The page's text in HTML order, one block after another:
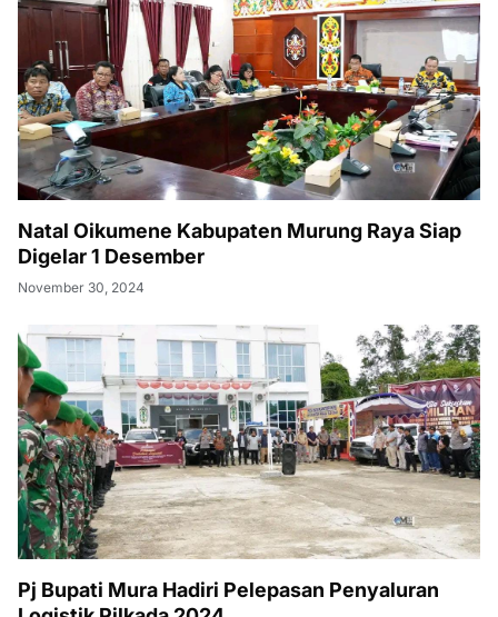
Natal Oikumene Kabupaten Murung Raya Siap
Digelar 1 Desember
November 30, 2024
Pj Bupati Mura Hadiri Pelepasan Penyaluran